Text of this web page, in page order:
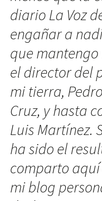
diario La Voz
engañar a
que
el director del
mi tierra,
Cruz, y hasta
Luis Martínez.
ha sido el
comparto aquí
mi blog